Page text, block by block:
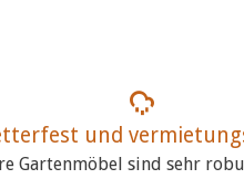
und
Gartenmöbel sind sehr